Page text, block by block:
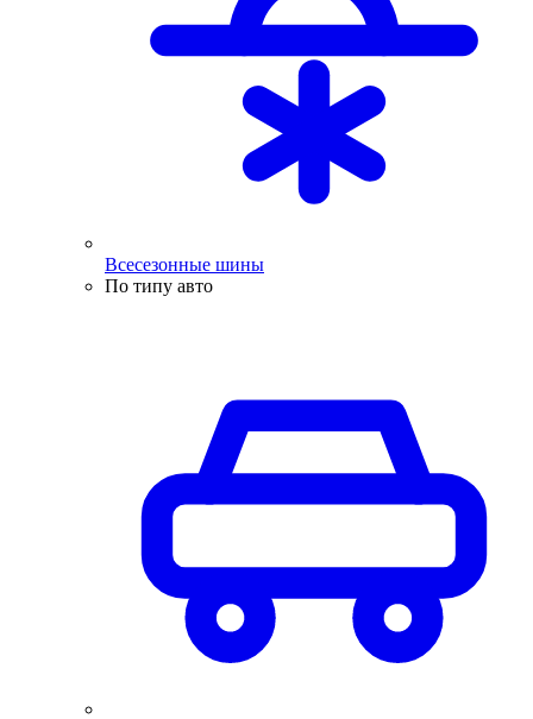
Всесезонные шины
По типу авто